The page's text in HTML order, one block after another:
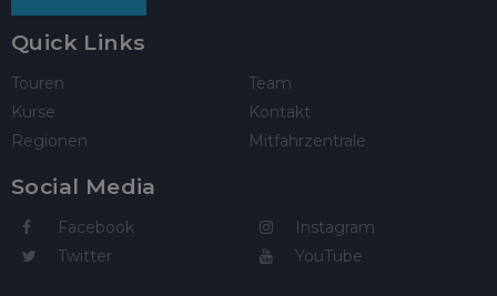
Quick Links
Touren
Kurse
Regionen
Team
Kontakt
Mitfahrzentrale
Social Media
Facebook
Twitter
Instagram
YouTube